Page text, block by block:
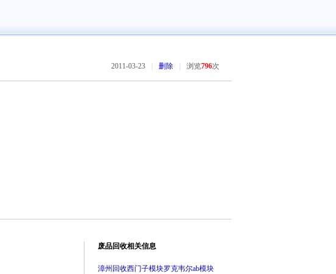
2011-03-23 删除 浏览796次
废品回收相关信息
漳州回收西门子模块罗克韦尔ab模块